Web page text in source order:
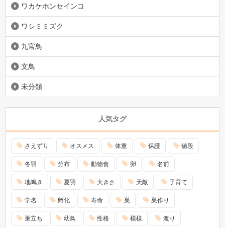
ワカケホンセインコ
ワシミミズク
九官鳥
文鳥
未分類
人気タグ
さえずり オスメス 体重 保護 値段
冬羽 分布 動物食 卵 名前
地鳴き 夏羽 大きさ 天敵 子育て
学名 孵化 寿命 巣 巣作り
巣立ち 幼鳥 性格 模様 渡り